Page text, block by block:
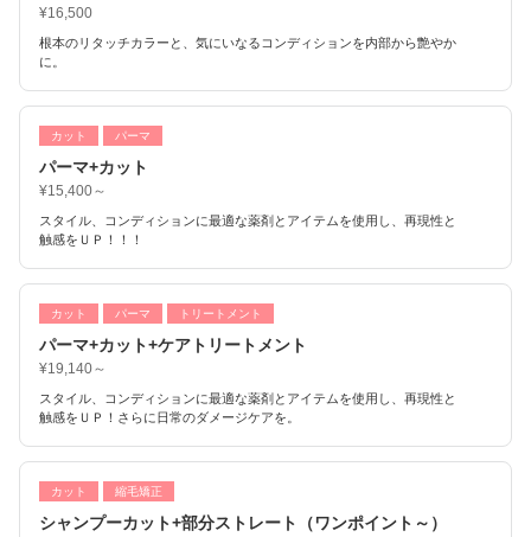
¥16,500
根本のリタッチカラーと、気にいなるコンディションを内部から艶やか
に。
カット パーマ
パーマ+カット
¥15,400～
スタイル、コンディションに最適な薬剤とアイテムを使用し、再現性と
触感をＵＰ！！！
カット パーマ トリートメント
パーマ+カット+ケアトリートメント
¥19,140～
スタイル、コンディションに最適な薬剤とアイテムを使用し、再現性と
触感をＵＰ！さらに日常のダメージケアを。
カット 縮毛矯正
シャンプーカット+部分ストレート（ワンポイント～）